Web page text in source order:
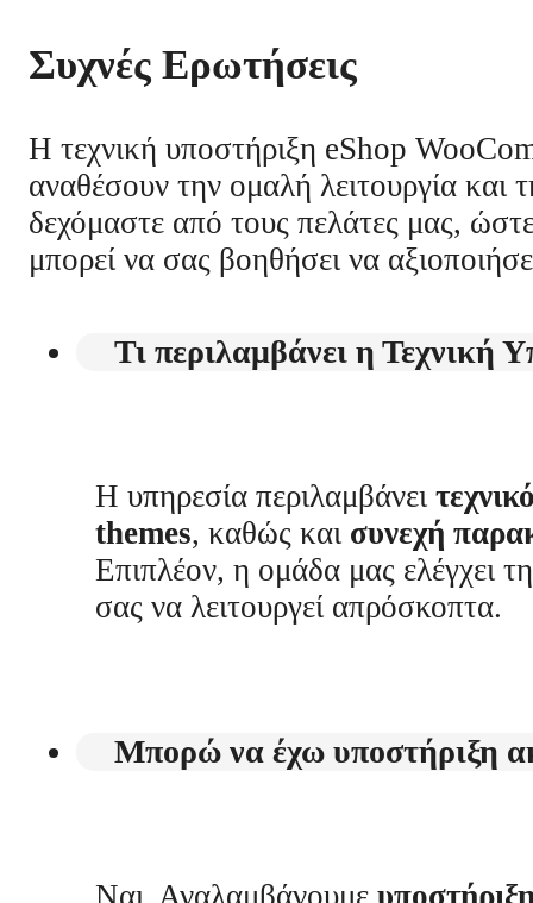
Συχνές Ερωτήσεις
Η τεχνική υποστήριξη eShop
αναθέσουν την ομαλή λειτουργία
δεχόμαστε από τους πελάτες μας,
μπορεί να σας βοηθήσει να
Τι περιλαμβάνει η Τεχνική
Η υπηρεσία περιλαμβάνει
themes, καθώς και συνεχή
Επιπλέον, η ομάδα μας ελέγχει
σας να λειτουργεί απρόσκοπτα.
Μπορώ να έχω υποστήριξη